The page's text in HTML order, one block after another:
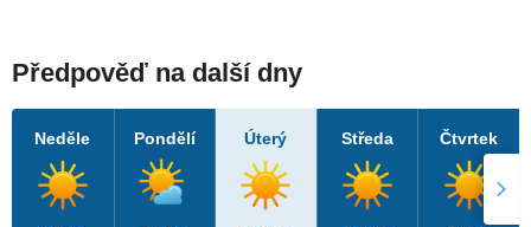
Předpověď na další dny
Neděle Pondělí Úterý Středa Čtvrtek